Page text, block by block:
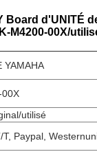
Board d'UNITÉ
M4200-00X/
YAMAHA
00X
utilisé
Paypal,